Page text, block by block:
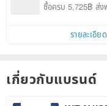
ซื้อครบ 5,725฿ ส่ง
รายละเอียด
เกี่ยวกับแบรนด์